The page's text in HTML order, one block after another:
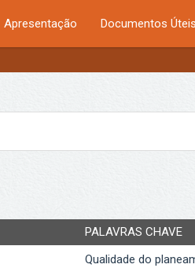
Apresentação Documentos Úteis
PALAVRAS CHAVE
Qualidade do